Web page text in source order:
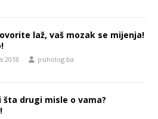
laž, vaš mozak se mijenja!
2018. psiholog.ba
šta drugi misle o vama?